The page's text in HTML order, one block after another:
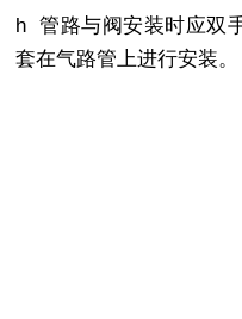
h 管路与阀安装时应双
套在气路管上进行安装。